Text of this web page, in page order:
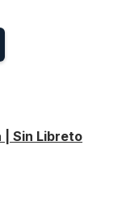
| Sin Libreto